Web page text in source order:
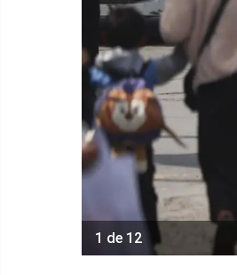
1 de 12